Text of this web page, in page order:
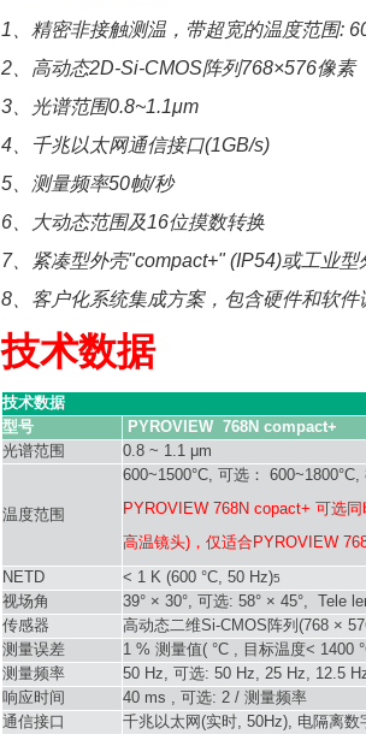
1、精密非接触测温，带超宽的温度范围:
2、高动态2D-Si-CMOS阵列768×576像素
3、光谱范围0.8~1.1μm
4、千兆以太网通信接口(1GB/s)
5、测量频率50帧/秒
6、大动态范围及16位摸数转换
7、紧凑型外壳"compact+" (IP54)或工业
8、客户化系统集成方案，包含硬件和软件
技术数据
技术数据
型号
PYROVIEW 768N compact+
光谱范围
0.8 ~ 1.1 μm
温度范围
600~1500°C, 可选：
PYROVIEW 768N copact+ 可选
高温镜头)， 仅适合PYROVIEW
NETD
< 1 K (600 °C, 50 Hz)5
视场角 39° × 30°, 可选: 58° × 45°, Tele
传感器
高动态二维Si-CMOS阵列(768 ×
测量误差
1 % 测量值( °C , 目标温度< 1400
测量频率
50 Hz, 可选: 50 Hz, 25 Hz, 12.5
响应时间
40 ms , 可选: 2 / 测量频率
通信接口
千兆以太网(实时 , 50Hz), 电隔离数